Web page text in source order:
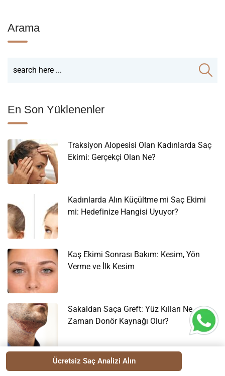
Ücretsiz Saç Analizi Alın
Arama
En Son Yüklenenler
Traksiyon Alopesisi Olan Kadınlarda Saç
Ekimi: Gerçekçi Olan Ne?
Kadınlarda Alın Küçültme mi Saç Ekimi
mi: Hedefinize Hangisi Uyuyor?
Kaş Ekimi Sonrası Bakım: Kesim, Yön
Verme ve İlk Kesim
Sakaldan Saça Greft: Yüz Kılları Ne
Zaman Donör Kaynağı Olur?
Afro Saç Ekimi: Kıvırcık Yapı Cerrahi Planı